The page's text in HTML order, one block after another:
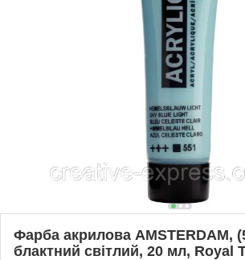
Фарба акрилова AMSTERDAM,
блактний світлий, 20 мл, Royal